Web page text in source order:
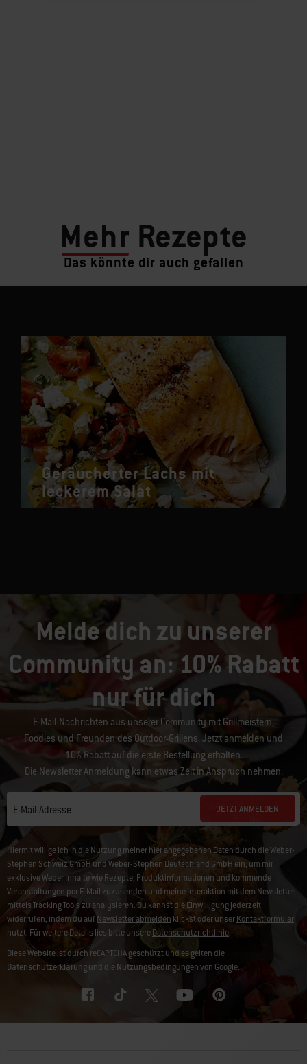
Mehr Rezepte
Das könnte dir auch gefallen
Geräucherter Lachs mit
leckerem Salat
Melde dich zu unserer
Community an: 10% Rabatt
nur für dich
E-Mail-Nachrichten aus unserer Community mit Grillmeistern,
Foodies und Freunden des Outdoor-Grillens. Jetzt anmelden und
10% Rabatt auf die erste Bestellung erhalten.
Die Newsletter Anmeldung kann etwas Zeit in Anspruch nehmen.
E-Mail-Adresse JETZT ANMELDEN
Hiermit willige ich in die Nutzung meiner hier angegebenen Daten durch die Weber-
Stephen Schweiz GmbH und Weber-Stephen Deutschland GmbH ein, um mir
exklusive Weber Inhalte wie Rezepte, Produktinformationen und kommende
Veranstaltungen per E-Mail zuzusenden und meine Interaktion mit dem Newsletter
mittels Tracking Tools zu analysieren. Du kannst die Einwilligung jederzeit
widerrufen, indem du aufNewsletter abmelden klickst oder unserKontaktformular
nutzt. Für weitere Details lies bitte unsereDatenschutzrichtlinie.
Diese Website ist durch reCAPTCHA geschützt und es gelten die
Datenschutzerklärungund dieNutzungsbedingungenvon Google.